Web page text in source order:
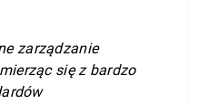
zarządzanie
się z bardzo